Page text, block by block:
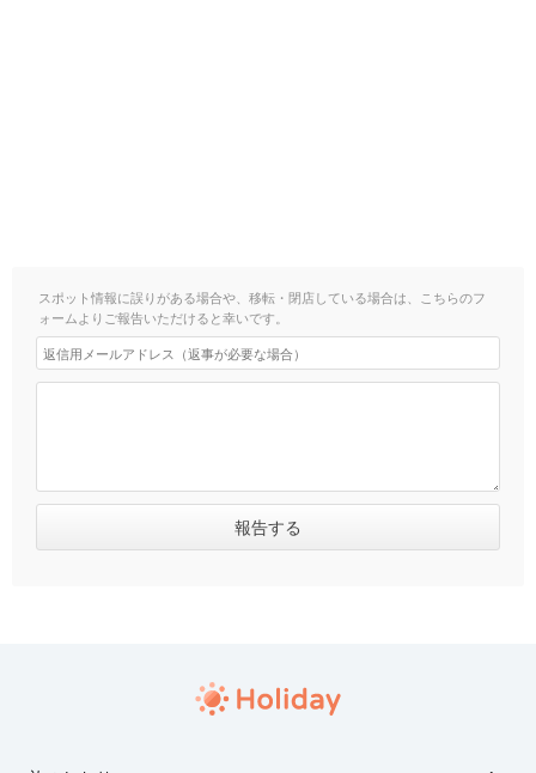
スポット情報に誤りがある場合や、移転・閉店している場合は、こちらのフ
ォームよりご報告いただけると幸いです。